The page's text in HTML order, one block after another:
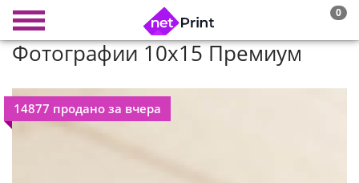
0
Фотографии 10х15 Премиум
14877 продано за вчера